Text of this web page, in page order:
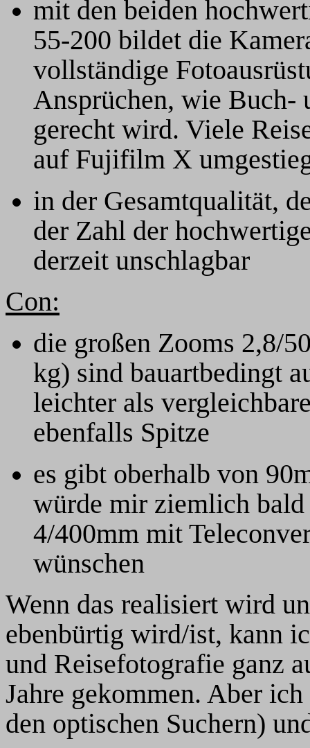
mit den beiden
55-200 bildet die
vollständige
Ansprüchen, wie Buch-
gerecht wird. Viele
auf Fujifilm X
in der Gesamtqualität,
der Zahl der
derzeit unschlagbar
Con:
die großen Zooms 2,8/
kg) sind bauartbedingt
leichter als
ebenfalls Spitze
es gibt oberhalb von
würde mir ziemlich
4/400mm mit
wünschen
Wenn das realisiert wird
ebenbürtig wird/ist, kann
und Reisefotografie ganz
Jahre gekommen. Aber
den optischen Suchern)